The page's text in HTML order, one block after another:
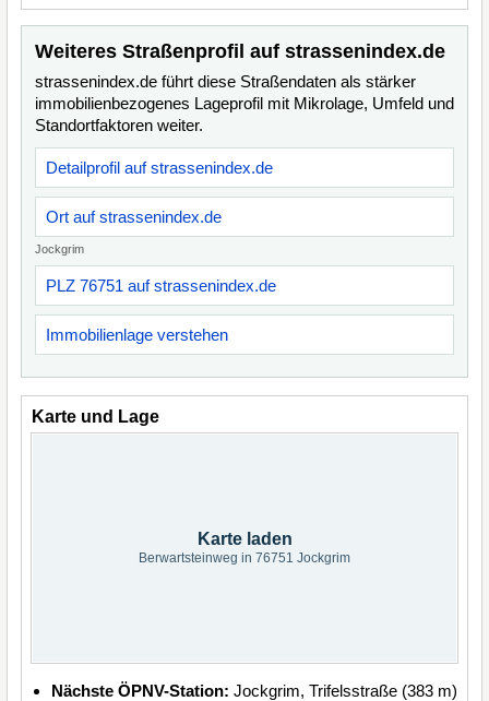
Weiteres Straßenprofil auf strassenindex.de
strassenindex.de führt diese Straßendaten als stärker
immobilienbezogenes Lageprofil mit Mikrolage, Umfeld und
Standortfaktoren weiter.
Detailprofil auf strassenindex.de
Ort auf strassenindex.de
Jockgrim
PLZ 76751 auf strassenindex.de
Immobilienlage verstehen
Karte und Lage
Karte laden
Berwartsteinweg in 76751 Jockgrim
Nächste ÖPNV-Station: Jockgrim, Trifelsstraße (383 m)